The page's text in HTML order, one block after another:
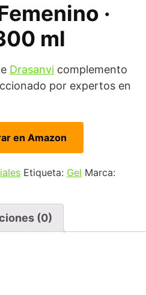
·
ml
Drasanvi complemento
por expertos en
en Amazon
Etiqueta: Gel Marca:
(0)